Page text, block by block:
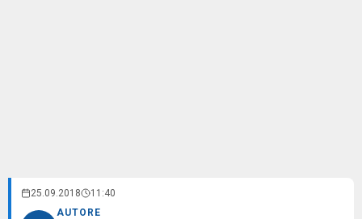
25.09.2018 11:40
AUTORE